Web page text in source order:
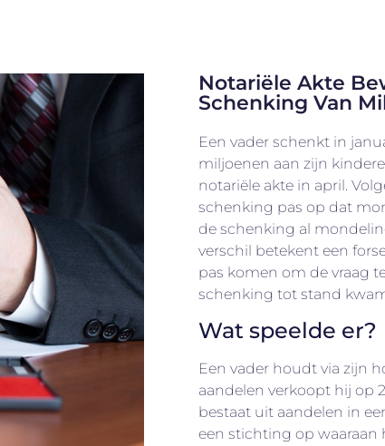
Notariële Akte
Schenking Van
Een vader schenkt in
miljoenen aan zijn
notariële akte in april.
schenking pas op dat
de schenking al
verschil betekent een
pas komen om de vraag
schenking tot stand
Wat speelde er?
Een vader houdt via zijn
aandelen verkoopt hij op
bestaat uit aandelen in
een stichting op waaraan